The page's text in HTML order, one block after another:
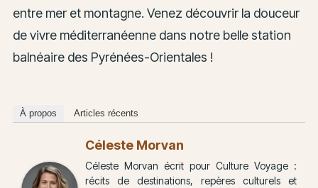
entre mer et montagne. Venez découvrir la douceur
de vivre méditerranéenne dans notre belle station
balnéaire des Pyrénées-Orientales !
À propos Articles récents
Céleste Morvan
Céleste Morvan écrit pour Culture Voyage :
récits de destinations, repères culturels et